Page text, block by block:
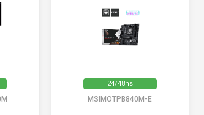
24/48hs
MSIMOTPB840M-E